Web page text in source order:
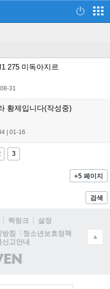
275 미독아지르
08-31
황제입니다(작성중)
| 01-16
3
+5 페이지
검색
퀵링크
설정
침
청소년보호정책
고안내
(주)
▲